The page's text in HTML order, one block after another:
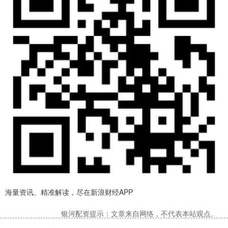
海量资讯、精准解读，尽在新浪财经APP
银河配资提示：文章来自网络，不代表本站观点。